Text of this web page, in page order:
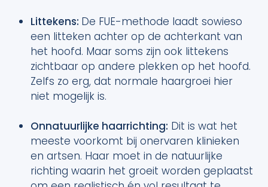
Littekens: De FUE-methode laadt sowieso
een litteken achter op de achterkant van
het hoofd. Maar soms zijn ook littekens
zichtbaar op andere plekken op het hoofd.
Zelfs zo erg, dat normale haargroei hier
niet mogelijk is.
Onnatuurlijke haarrichting: Dit is wat het
meeste voorkomt bij onervaren klinieken
en artsen. Haar moet in de natuurlijke
richting waarin het groeit worden geplaatst